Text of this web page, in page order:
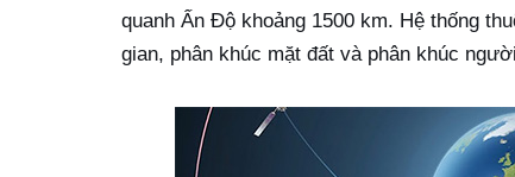
quanh Ấn Độ khoảng 1500 km. Hệ thống
gian, phân khúc mặt đất và phân khúc